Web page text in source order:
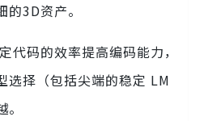
3D资产。
码的效率提高编码能力，
选择（包括尖端的稳定 LM